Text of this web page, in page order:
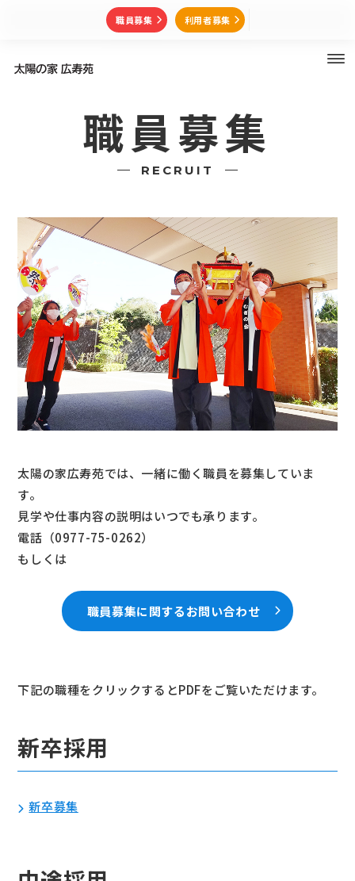
職員募集
RECRUIT
太陽の家広寿苑では、一緒に働く職員を募集していま
す。
見学や仕事内容の説明はいつでも承ります。
電話（0977-75-0262）
もしくは
職員募集に関するお問い合わせ
下記の職種をクリックするとPDFをご覧いただけます。
新卒採用
新卒募集
職員募集 利用者募集